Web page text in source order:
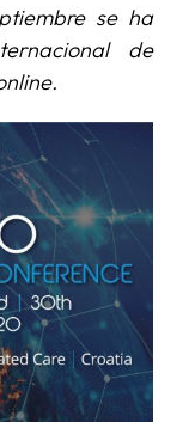
se ha
de